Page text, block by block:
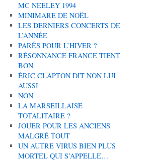
MC NEELEY 1994
MINIMARE DE NOËL
LES DERNIERS CONCERTS DE
L’ANNÉE
PARÉS POUR L’HIVER ?
RÉSONNANCE FRANCE TIENT
BON
ÉRIC CLAPTON DIT NON LUI
AUSSI
NON
LA MARSEILLAISE
TOTALITAIRE ?
JOUER POUR LES ANCIENS
MALGRÉ TOUT
UN AUTRE VIRUS BIEN PLUS
MORTEL QUI S’APPELLE…